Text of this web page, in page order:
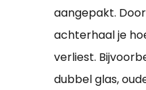
aangepakt.
achterhaal je
verliest.
dubbel glas,